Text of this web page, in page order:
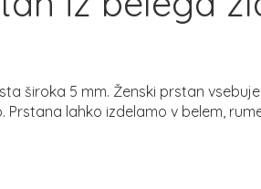
široka 5 mm. Ženski prstan
Prstana lahko izdelamo v belem,